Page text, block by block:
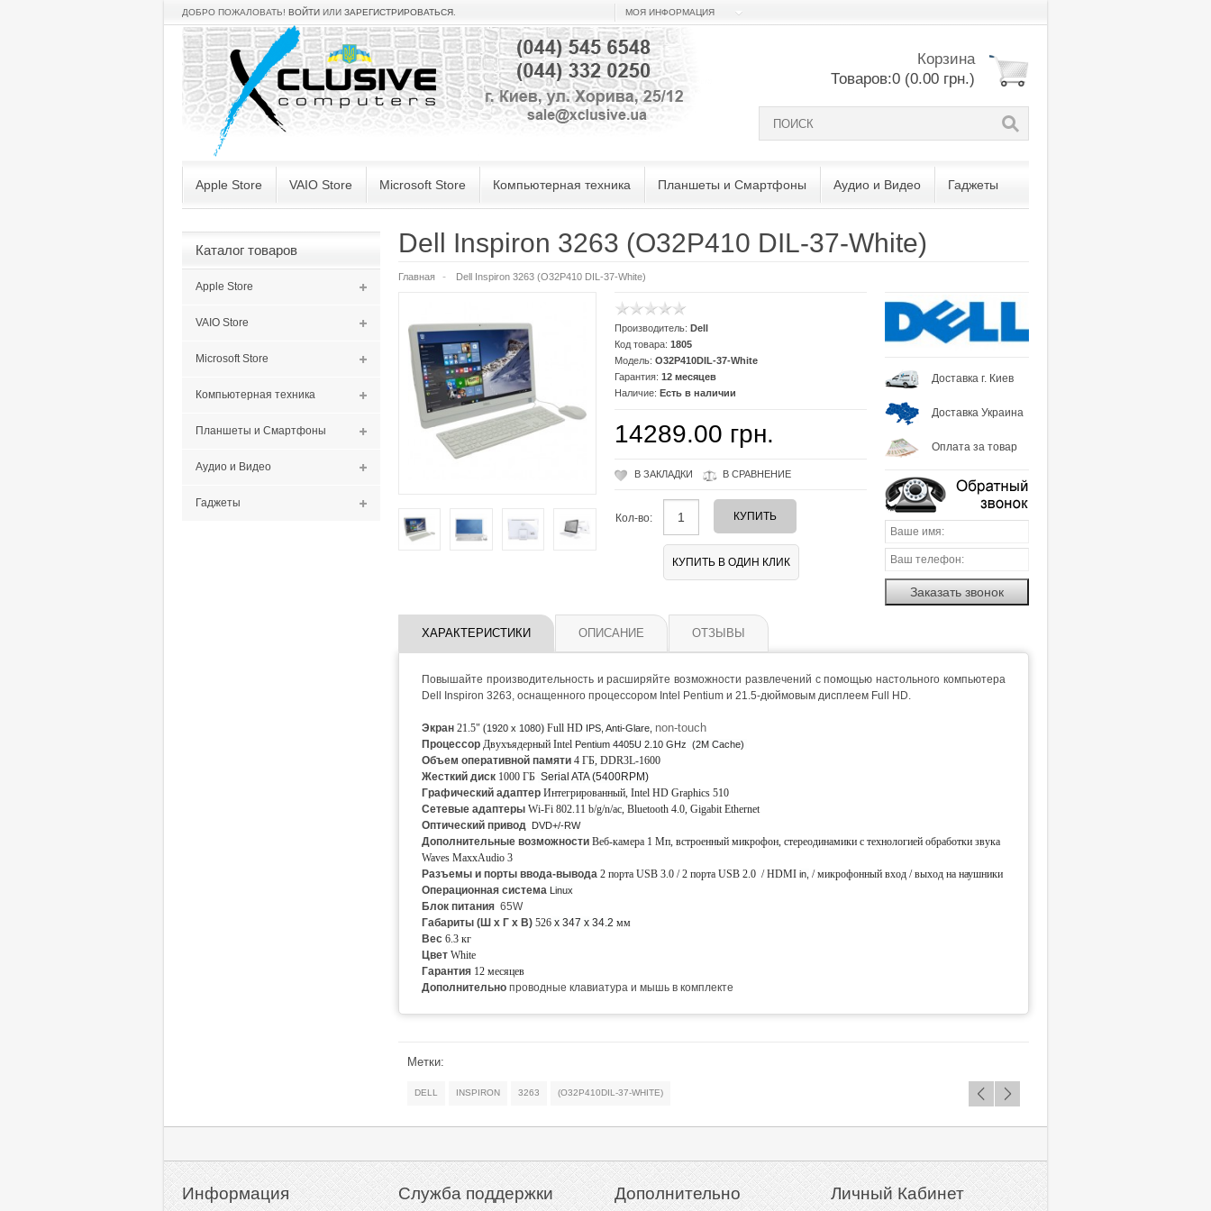
ДОБРО ПОЖАЛОВАТЬ! ВОЙТИ ИЛИ ЗАРЕГИСТРИРОВАТЬСЯ МОЯ ИНФОРМАЦИЯ
Корзина
Товаров:0 (0.00 грн.)
Apple Store VAIO Store Microsoft Store Компьютерная техника Планшеты и Смартфоны Аудио и Видео Гаджеты
Каталог товаров
Apple Store
VAIO Store
Microsoft Store
Компьютерная техника
Планшеты и Смартфоны
Аудио и Видео
Гаджеты
Dell Inspiron 3263 (O32P410 DIL-37-White)
Главная Dell Inspiron 3263 (O32P410 DIL-37-White)
Производитель: Dell
Код товара: 1805
Модель: O32P410DIL-37-White
Гарантия: 12 месяцев
Наличие: Есть в наличии
14289.00 грн.
В ЗАКЛАДКИ В СРАВНЕНИЕ
Кол-во:
Доставка г. Киев
Доставка Украина
Оплата за товар
Заказать звонок
ХАРАКТЕРИСТИКИ ОПИСАНИЕ ОТЗЫВЫ
Повышайте производительность и расширяйте возможности развлечений с помощью настольного компьютера
Dell Inspiron 3263, оснащенного процессором Intel Pentium и 21.5-дюймовым дисплеем Full HD.
Экран 21.5" (1920 x 1080) Full HD IPS, Anti-Glare, non-touch
Процессор Двухъядерный Intel Pentium 4405U 2.10 GHz (2M Cache)
Объем оперативной памяти 4 ГБ, DDR3L-1600
Жесткий диск 1000 ГБ Serial ATA (5400RPM)
Графический адаптер Интегрированный, Intel HD Graphics 510
Сетевые адаптеры Wi-Fi 802.11 b/g/n/ac, Bluetooth 4.0, Gigabit Ethernet
Оптический привод
DVD+/-RW
Дополнительные возможности Веб-камера 1 Мп, встроенный микрофон, стереодинамики с технологией обработки звука
Waves MaxxAudio 3
Разъемы и порты ввода-вывода 2 порта USB 3.0 / 2 порта USB 2.0 / HDMI in, / микрофонный вход / выход на наушники
Операционная система
Linux
Блок питания 65W
Габариты (Ш х Г х В) 526 x 347 x 34.2 мм
Вес 6.3 кг
Цвет White
Гарантия 12 месяцев
Дополнительно проводные клавиатура и мышь в комплекте
Метки:
DELL INSPIRON 3263 (O32P410DIL-37-WHITE)
Информация Служба поддержки Дополнительно Личный Кабинет